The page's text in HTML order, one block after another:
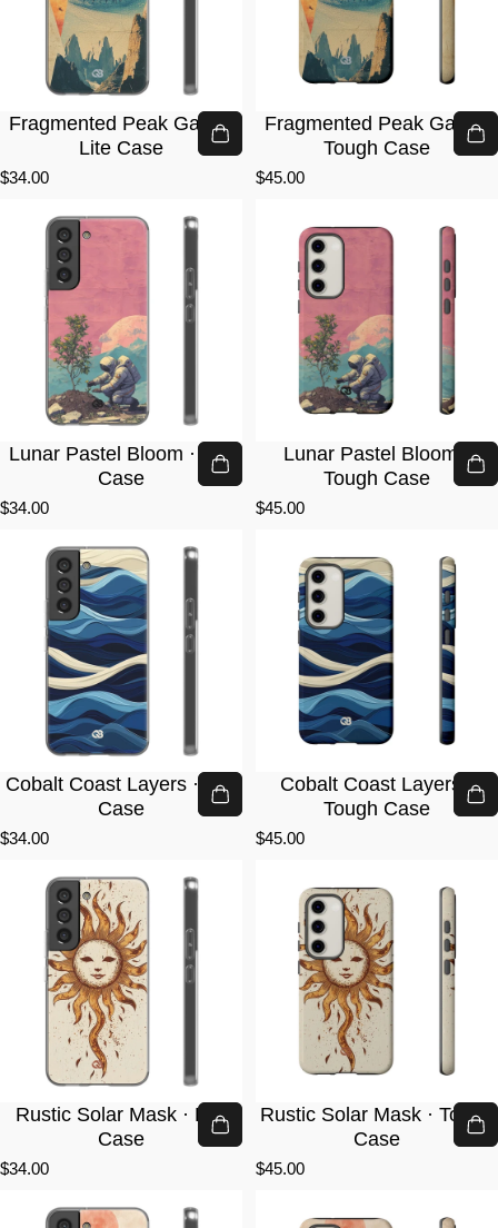
Fragmented Peak Gaze ·
Lite Case
$34.00
Fragmented Peak Gaze ·
Tough Case
$45.00
Lunar Pastel Bloom · Lite
Case
$34.00
Lunar Pastel Bloom ·
Tough Case
$45.00
Cobalt Coast Layers · Lite
Case
$34.00
Cobalt Coast Layers ·
Tough Case
$45.00
Rustic Solar Mask · Lite
Case
$34.00
Rustic Solar Mask · Tough
Case
$45.00